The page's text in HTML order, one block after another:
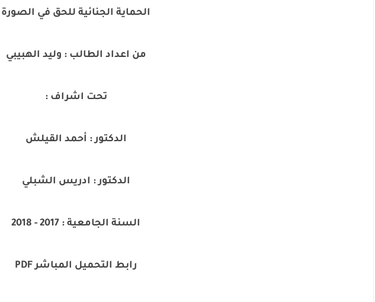
الحماية الجنائية للحق في الصورة
من اعداد الطالب : وليد الهبيبي
تحت اشراف :
الدكتور : أحمد القيلش
الدكتور : ادريس الشبلي
السنة الجامعية : 2017 - 2018
رابط التحميل المباشر PDF